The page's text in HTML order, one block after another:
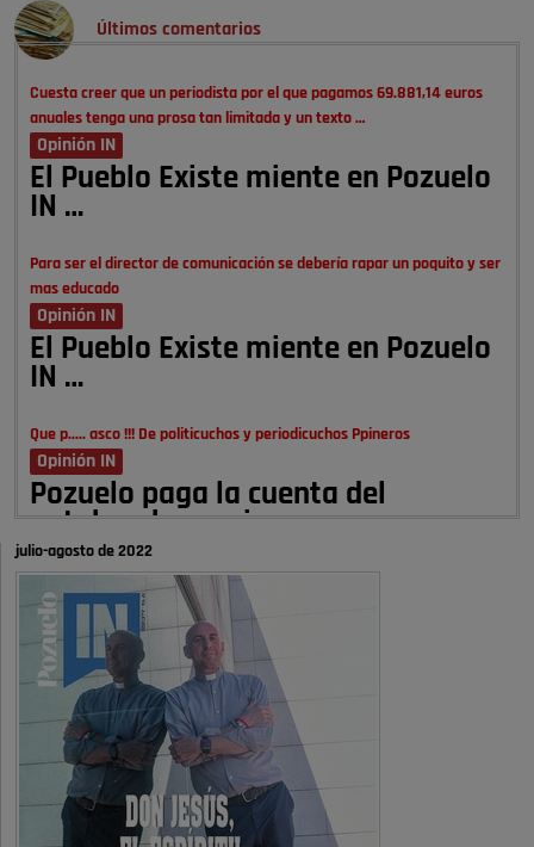
Últimos comentarios
Cuesta creer que un periodista por el que pagamos 69.881,14 euros
anuales tenga una prosa tan limitada y un texto …
Opinión IN
El Pueblo Existe miente en Pozuelo
IN …
Para ser el director de comunicación se debería rapar un poquito y ser
mas educado
Opinión IN
El Pueblo Existe miente en Pozuelo
IN …
Que p..... asco !!! De politicuchos y periodicuchos Ppineros
Opinión IN
Pozuelo paga la cuenta del
autobombo: casi …
Señora Alcaldesa Ud no ha vivido nunca en Pozuelo , pero yo si desde
hace más de 60 años , …
Pozuelo de Alarcón
Quejas por el deterioro de la
limpieza …
A ver si es posible que haya vivienda para familias con hijos y no
solamente jóvenes que no es tan …
Pozuelo de Alarcón
Pozuelo desbloquea
julio-agosto de 2022